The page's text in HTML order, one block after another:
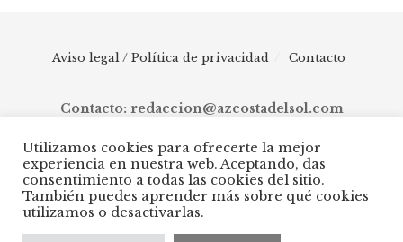
Aviso legal / Política de privacidad Contacto
Contacto: redaccion@azcostadelsol.com
© 2025 AZ Costa del Sol - Diario digital de Málaga capital hasta
Manilva, pasando por Torremolinos, Benalmádena, Fuengirola,
Mijas, Ojén, Marbella, Istán, Benahavís, Estepona y Casares.
Utilizamos cookies para ofrecerte la mejor
experiencia en nuestra web. Aceptando, das
consentimiento a todas las cookies del sitio.
También puedes aprender más sobre qué cookies
utilizamos o desactivarlas.